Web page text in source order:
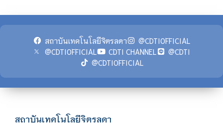
สถาบันเทคโนโลยีจิตรลดา
@CDTIOFFICIAL
@CDTIOFFICIAL
CDTI CHANNEL
@CDTI
@CDTIOFFICIAL
สถาบันเทคโนโลยีจิตรลดา